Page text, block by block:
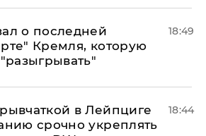
о последней
Кремля, которую
18:49
в Лейпциге
срочно укреплять
18:44